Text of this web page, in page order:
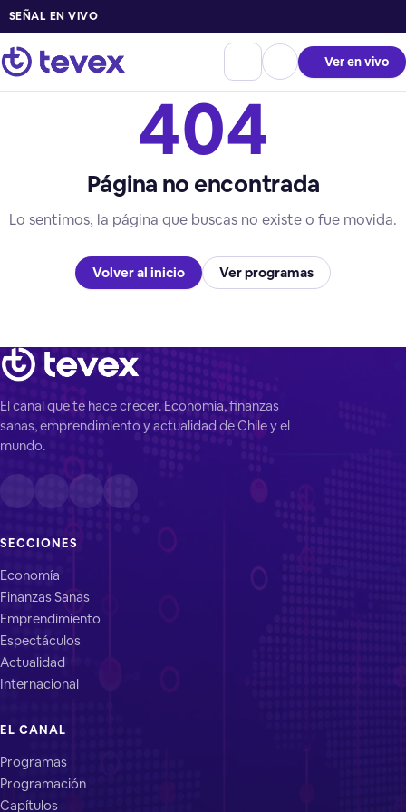
SEÑAL EN VIVO
Ver en vivo
404
Página no encontrada
Lo sentimos, la página que buscas no existe o fue movida.
Volver al inicio Ver programas
El canal que te hace crecer. Economía, finanzas
sanas, emprendimiento y actualidad de Chile y el
mundo.
SECCIONES
Economía
Finanzas Sanas
Emprendimiento
Espectáculos
Actualidad
Internacional
EL CANAL
Programas
Programación
Capítulos